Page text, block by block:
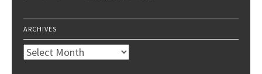
ARCHIVES
Archives